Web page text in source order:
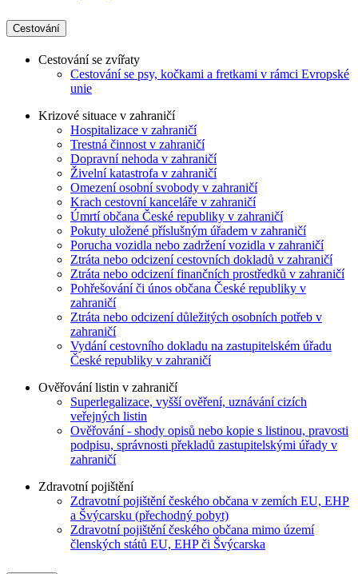
Cestování
Cestování se zvířaty
Cestování se psy, kočkami a fretkami v rámci Evropské
unie
Krizové situace v zahraničí
Hospitalizace v zahraničí
Trestná činnost v zahraničí
Dopravní nehoda v zahraničí
Živelní katastrofa v zahraničí
Omezení osobní svobody v zahraničí
Krach cestovní kanceláře v zahraničí
Úmrtí občana České republiky v zahraničí
Pokuty uložené příslušným úřadem v zahraničí
Porucha vozidla nebo zadržení vozidla v zahraničí
Ztráta nebo odcizení cestovních dokladů v zahraničí
Ztráta nebo odcizení finančních prostředků v zahraničí
Pohřešování či únos občana České republiky v
zahraničí
Ztráta nebo odcizení důležitých osobních potřeb v
zahraničí
Vydání cestovního dokladu na zastupitelském úřadu
České republiky v zahraničí
Ověřování listin v zahraničí
Superlegalizace, vyšší ověření, uznávání cizích
veřejných listin
Ověřování - shody opisů nebo kopie s listinou, pravosti
podpisu, správnosti překladů zastupitelskými úřady v
zahraničí
Zdravotní pojištění
Zdravotní pojištění českého občana v zemích EU, EHP
a Švýcarsku (přechodný pobyt)
Zdravotní pojištění českého občana mimo území
členských států EU, EHP či Švýcarska